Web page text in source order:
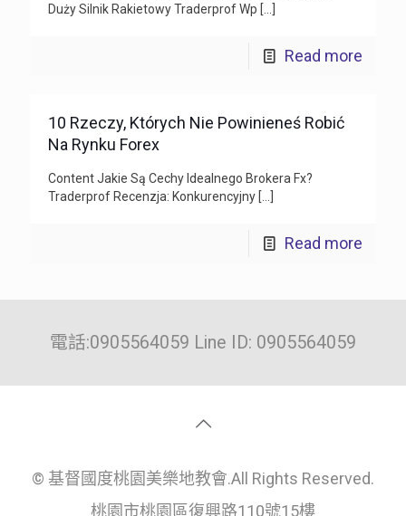
Duży Silnik Rakietowy Traderprof Wp […]
Read more
10 Rzeczy, Których Nie Powinieneś Robić
Na Rynku Forex
Content Jakie Są Cechy Idealnego Brokera Fx?
Traderprof Recenzja: Konkurencyjny […]
Read more
電話:0905564059 Line ID: 0905564059
© 基督國度桃園美樂地教會.All Rights Reserved.
桃園市桃園區復興路110號15樓